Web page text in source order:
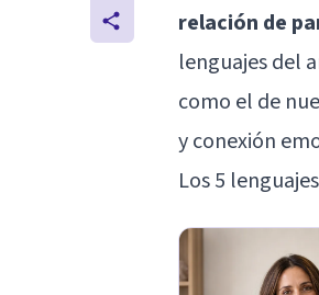
relación de
lenguajes del
como el de
y conexión
Los 5